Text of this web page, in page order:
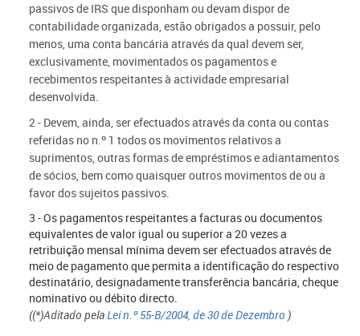
passivos de IRS que disponham ou devam dispor de
contabilidade organizada, estão obrigados a possuir, pelo
menos, uma conta bancária através da qual devem ser,
exclusivamente, movimentados os pagamentos e
recebimentos respeitantes à actividade empresarial
desenvolvida.
2 - Devem, ainda, ser efectuados através da conta ou contas
referidas no n.º 1 todos os movimentos relativos a
suprimentos, outras formas de empréstimos e adiantamentos
de sócios, bem como quaisquer outros movimentos de ou a
favor dos sujeitos passivos.
3 - Os pagamentos respeitantes a facturas ou documentos
equivalentes de valor igual ou superior a 20 vezes a
retribuição mensal mínima devem ser efectuados através de
meio de pagamento que permita a identificação do respectivo
destinatário, designadamente transferência bancária, cheque
nominativo ou débito directo.
((*)Aditado pelaLei n.º 55-B/2004, de 30 de Dezembro )